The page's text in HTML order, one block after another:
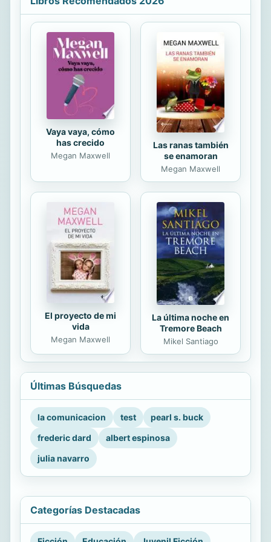
temas; cada autor, con su estilo
propio, ha conformado una muestra
muy interesante y ecléctica. También
hemos conseguido reunir una
variedad de escritores: los hay que
ya tienen una trayectoria literaria en
su haber, otros que se van abriendo
camino ...
Vaya vaya, cómo
has crecido
Megan Maxwell
Las ranas también
se enamoran
Megan Maxwell
El proyecto de mi
vida
Megan Maxwell
La última noche en
Tremore Beach
Mikel Santiago
Últimas Búsquedas
la comunicacion test
pearl s. buck
frederic dard
albert espinosa
julia navarro
Categorías Destacadas